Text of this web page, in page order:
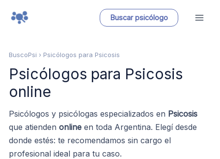
Buscar psicólogo
BuscoPsi › Psicólogos para Psicosis
Psicólogos para Psicosis
online
Psicólogos y psicólogas especializados en Psicosis
que atienden online en toda Argentina. Elegí desde
donde estés: te recomendamos sin cargo el
profesional ideal para tu caso.